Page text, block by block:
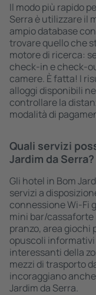
Il modo più rapido
Serra è utilizzare il
ampio database
trovare quello che
motore di ricerca:
check-in e check-
camere. È fatta! I
alloggi disponibili
controllare la
modalità di
Quali servizi
Jardim da Serra?
Gli hotel in Bom
servizi a
connessione Wi-Fi
mini bar/
pranzo, area giochi
opuscoli
interessanti della
mezzi di trasporto
incoraggiano
Jardim da Serra.